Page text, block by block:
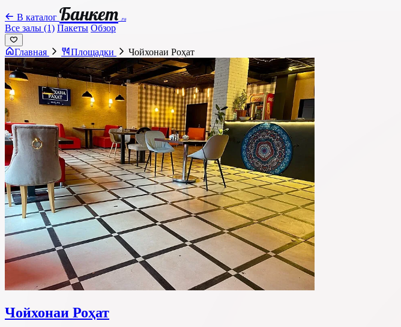
В каталог Банкет .ru
Все залы (1) Пакеты Обзор
Главная Площадки Чойхонаи Роҳат
Чойхонаи Роҳат